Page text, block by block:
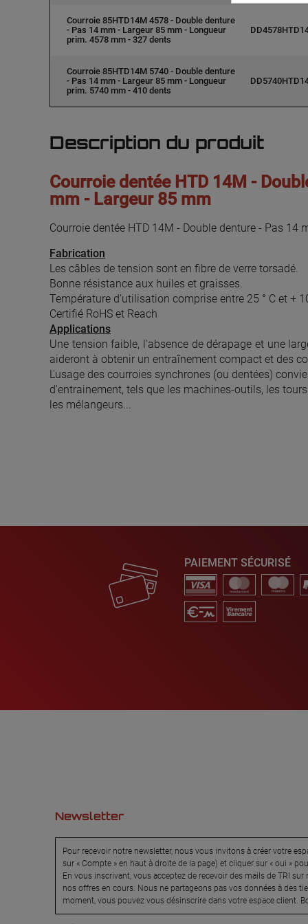
Courroie 85HTD14M 4578 - Double denture
- Pas 14 mm - Largeur 85 mm - Longueur
prim. 4578 mm - 327 dents
Courroie 85HTD14M 5740 - Double denture
- Pas 14 mm - Largeur 85 mm - Longueur
prim. 5740 mm - 410 dents
Description du produit
Courroie dentée HTD 14M -
mm - Largeur 85 mm
Courroie dentée HTD 14M - Double denture - Pas 14
Fabrication
Les câbles de tension sont en fibre de verre torsadé.
Bonne résistance aux huiles et graisses.
Température d’utilisation comprise entre 25 ° C et +
Certifié RoHS et Reach
Applications
Une tension faible, l'absence de dérapage et une
aideront à obtenir un entraînement compact et des
L'usage des courroies synchrones (ou dentées)
d'entrainement, tels que les machines-outils, les
les mélangeurs...
PAIEMENT SÉCURISÉ
Newsletter
Pour recevoir notre newsletter, nous vous invitons à créer votre
sur « Compte » en haut à droite de la page) et cliquer sur « oui »
En vous inscrivant, vous acceptez de recevoir des mails de TRI sur
nos offres en cours. Nous ne partageons pas vos données à des
moment, vous pouvez vous désinscrire dans votre espace client.